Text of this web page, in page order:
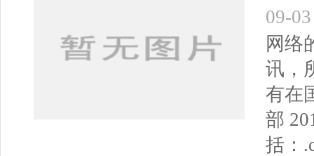
09-03
网络
讯，
有在
部
括：